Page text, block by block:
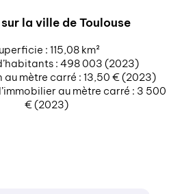
la ville de Toulouse
: 115,08 km²
: 498 003 (2023)
au mètre carré : 13,50 € (2023)
au mètre carré : 3 500
€ (2023)